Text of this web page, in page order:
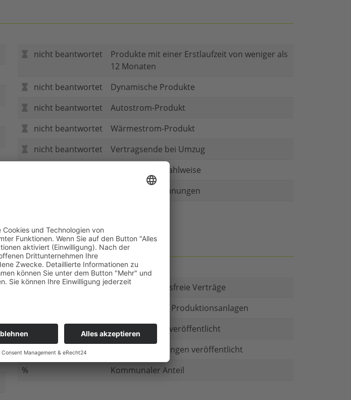
nicht beantwortet
Produkte mit einer Erstlaufzeit von weniger als
12 Monaten
nicht beantwortet
Dynamische Produkte
nicht beantwortet
Autostrom-Produkt
nicht beantwortet
Wärmestrom-Produkt
nicht beantwortet
Vertragsende bei Umzug
Mehr als eine Zahlweise
Gedruckte Rechnungen
nicht beantwortet
Gibt es Kautionsfreie Verträge
Investitionen in Produktionsanlagen
nicht beantwortet
Geschäftsform veröffentlicht
nicht beantwortet
Firmenbeteiligungen veröffentlicht
%
Kommunaler Anteil